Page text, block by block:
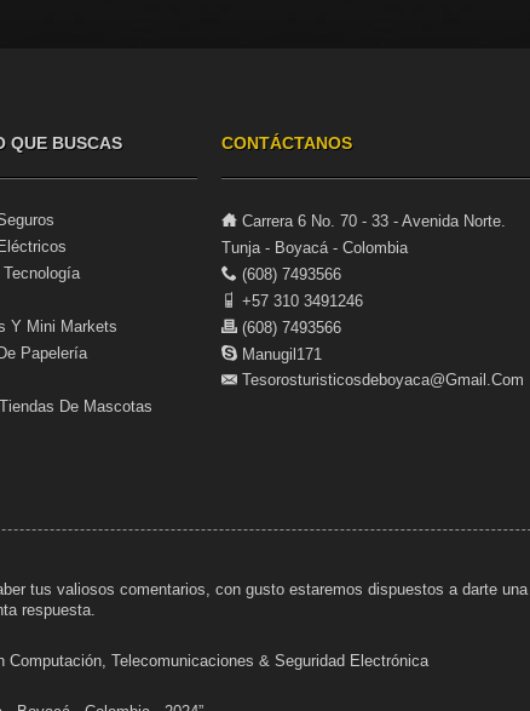
QUE BUSCAS
Y Mini Markets
Papelería
De Mascotas
CONTÁCTANOS
Carrera 6 No. 70 - 33 - Avenida Norte.
Tunja - Boyacá - Colombia
(608) 7493566
+57 310 3491246
(608) 7493566
Manugil171
Tesorosturisticosdeboyaca@gmail.com
tus valiosos comentarios, con gusto estaremos dispuestos a darte una
respuesta.
Telecomunicaciones & Seguridad Electrónica